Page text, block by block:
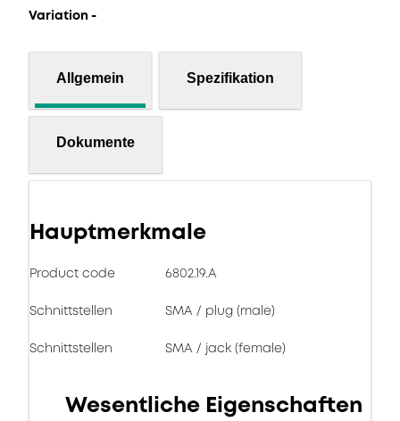
Variation -
Allgemein Spezifikation
Dokumente
Hauptmerkmale
Product code 6802.19.A
Schnittstellen SMA / plug (male)
Schnittstellen SMA / jack (female)
Wesentliche Eigenschaften